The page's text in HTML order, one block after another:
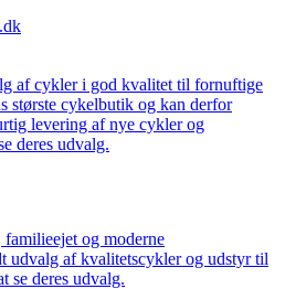
af cykler i god kvalitet til fornuftige
største cykelbutik og kan derfor
levering af nye cykler og
deres udvalg.
familieejet og moderne
udvalg af kvalitetscykler og udstyr til
se deres udvalg.